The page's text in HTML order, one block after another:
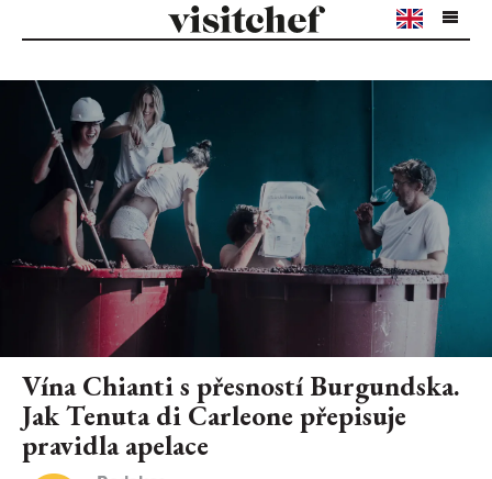
Vína Chianti s přesností Burgundska.
Jak Tenuta di Carleone přepisuje
pravidla apelace